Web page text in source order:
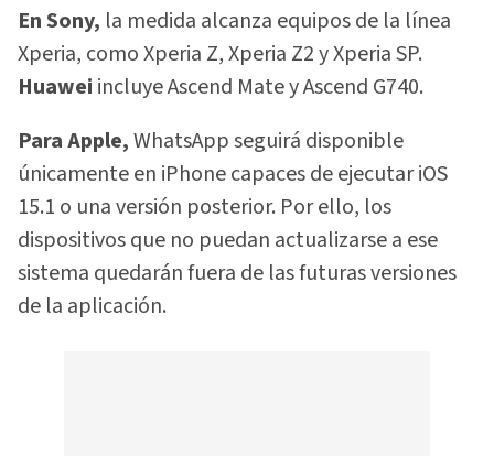
En Sony, la medida alcanza equipos de la línea
Xperia, como Xperia Z, Xperia Z2 y Xperia SP.
Huawei incluye Ascend Mate y Ascend G740.
Para Apple,WhatsApp seguirá disponible
únicamente en iPhone capaces de ejecutar iOS
15.1 o una versión posterior. Por ello, los
dispositivos que no puedan actualizarse a ese
sistema quedarán fuera de las futuras versiones
de la aplicación.